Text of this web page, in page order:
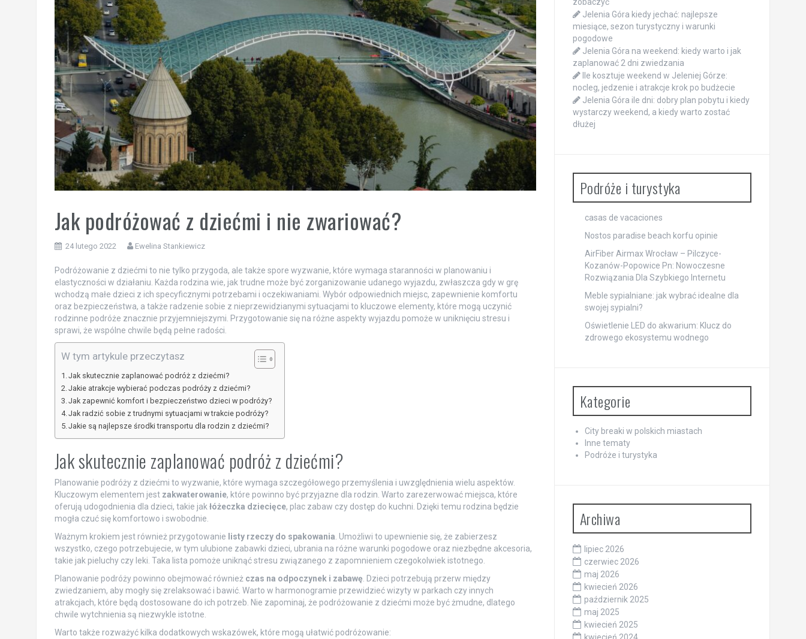
Jak podróżować z dziećmi i nie zwariować?
24 lutego 2022 Ewelina Stankiewicz
Podróżowanie z dziećmi to nie tylko przygoda, ale także spore wyzwanie, które wymaga staranności w planowaniu i
elastyczności w działaniu. Każda rodzina wie, jak trudne może być zorganizowanie udanego wyjazdu, zwłaszcza gdy w grę
wchodzą małe dzieci z ich specyficznymi potrzebami i oczekiwaniami. Wybór odpowiednich miejsc, zapewnienie komfortu
oraz bezpieczeństwa, a także radzenie sobie z nieprzewidzianymi sytuacjami to kluczowe elementy, które mogą uczynić
rodzinne podróże znacznie przyjemniejszymi. Przygotowanie się na różne aspekty wyjazdu pomoże w uniknięciu stresu i
sprawi, że wspólne chwile będą pełne radości.
W tym artykule przeczytasz
Jak skutecznie zaplanować podróż z dziećmi?
Jakie atrakcje wybierać podczas podróży z dziećmi?
Jak zapewnić komfort i bezpieczeństwo dzieci w podróży?
Jak radzić sobie z trudnymi sytuacjami w trakcie podróży?
Jakie są najlepsze środki transportu dla rodzin z dziećmi?
Jak skutecznie zaplanować podróż z dziećmi?
Planowanie podróży z dziećmi to wyzwanie, które wymaga szczegółowego przemyślenia i uwzględnienia wielu aspektów.
Kluczowym elementem jest zakwaterowanie, które powinno być przyjazne dla rodzin. Warto zarezerwować miejsca, które
oferują udogodnienia dla dzieci, takie jakłóżeczka dziecięce, plac zabaw czy dostęp do kuchni. Dzięki temu rodzina będzie
mogła czuć się komfortowo i swobodnie.
Ważnym krokiem jest również przygotowanie listy rzeczy do spakowania. Umożliwi to upewnienie się, że zabierzesz
wszystko, czego potrzebujecie, w tym ulubione zabawki dzieci, ubrania na różne warunki pogodowe oraz niezbędne akcesoria,
takie jak pieluchy czy leki. Taka lista pomoże uniknąć stresu związanego z zapomnieniem czegokolwiek istotnego.
Planowanie podróży powinno obejmować również czas na odpoczynek i zabawę. Dzieci potrzebują przerw między
zwiedzaniem, aby mogły się zrelaksować i bawić. Warto w harmonogramie przewidzieć wizyty w parkach czy innych
atrakcjach, które będą dostosowane do ich potrzeb. Nie zapominaj, że podróżowanie z dziećmi może być żmudne, dlatego
chwile wytchnienia są niezwykle istotne.
Warto także rozważyć kilka dodatkowych wskazówek, które mogą ułatwić podróżowanie:
Jelenia Góra kiedy jechać: najlepsze
miesiące, sezon turystyczny i warunki
pogodowe
Jelenia Góra na weekend: kiedy warto i jak
zaplanować 2 dni zwiedzania
Ile kosztuje weekend w Jeleniej Górze:
nocleg, jedzenie i atrakcje krok po budżecie
Jelenia Góra ile dni: dobry plan pobytu i kiedy
wystarczy weekend, a kiedy warto zostać
dłużej
Podróże i turystyka
casas de vacaciones
Nostos paradise beach korfu opinie
AirFiber Airmax Wrocław – Pilczyce-
Kozanów-Popowice Pn: Nowoczesne
Rozwiązania Dla Szybkiego Internetu
Meble sypialniane: jak wybrać idealne dla
swojej sypialni?
Oświetlenie LED do akwarium: Klucz do
zdrowego ekosystemu wodnego
Kategorie
City breaki w polskich miastach
Inne tematy
Podróże i turystyka
Archiwa
lipiec 2026
czerwiec 2026
maj 2026
kwiecień 2026
październik 2025
maj 2025
kwiecień 2025
kwiecień 2024